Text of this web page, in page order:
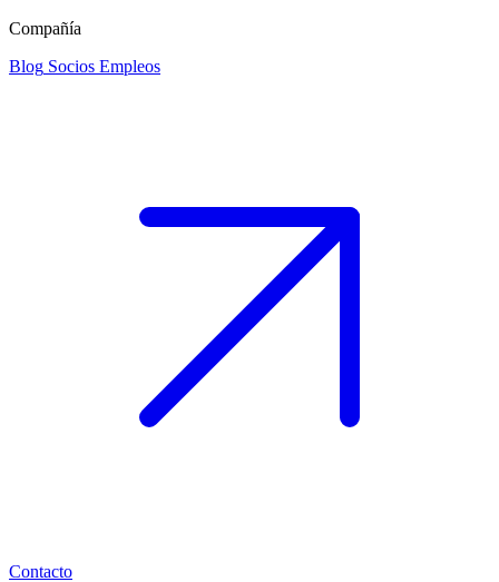
Compañía
Blog Socios Empleos
Contacto